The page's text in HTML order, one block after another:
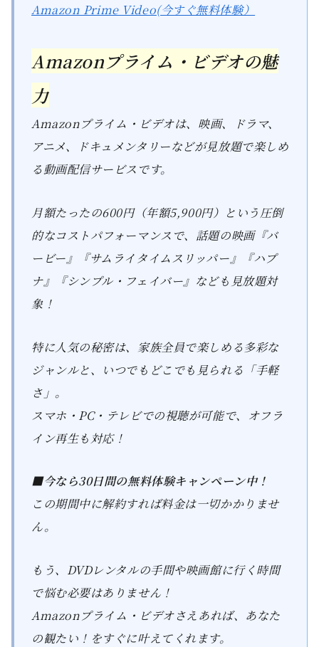
Amazon Prime Video(今すぐ無料体験）
Amazonプライム・ビデオの魅
力
Amazonプライム・ビデオは、映画、ドラマ、
アニメ、ドキュメンタリーなどが見放題で楽しめ
る動画配信サービスです。
月額たったの600円（年額5,900円）という圧倒
的なコストパフォーマンスで、話題の映画『バ
ービー』『サムライタイムスリッパー』『ハプ
ナ』『シンプル・フェイバー』なども見放題対
象！
特に人気の秘密は、家族全員で楽しめる多彩な
ジャンルと、いつでもどこでも見られる「手軽
さ」。
スマホ・PC・テレビでの視聴が可能で、オフラ
イン再生も対応！
■今なら30日間の無料体験キャンペーン中！
この期間中に解約すれば料金は一切かかりませ
ん。
もう、DVDレンタルの手間や映画館に行く時間
で悩む必要はありません！
Amazonプライム・ビデオさえあれば、あなた
の観たい！をすぐに叶えてくれます。